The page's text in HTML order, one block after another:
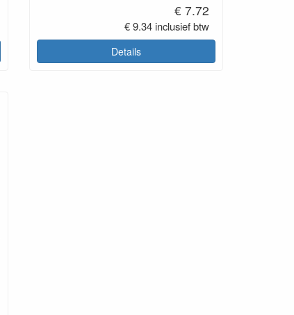
€ 7.72
€ 9.34 inclusief btw
Details